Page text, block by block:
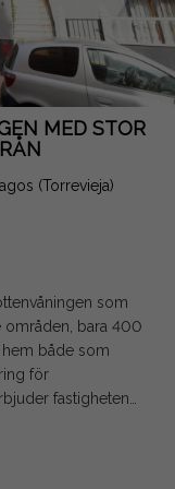
MED STOR
(Torrevieja)
som
områden, bara 400
både som
för
ett semi-
har den